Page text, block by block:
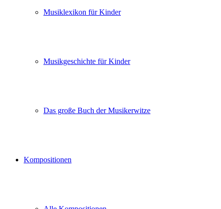
Musiklexikon für Kinder
Musikgeschichte für Kinder
Das große Buch der Musikerwitze
Kompositionen